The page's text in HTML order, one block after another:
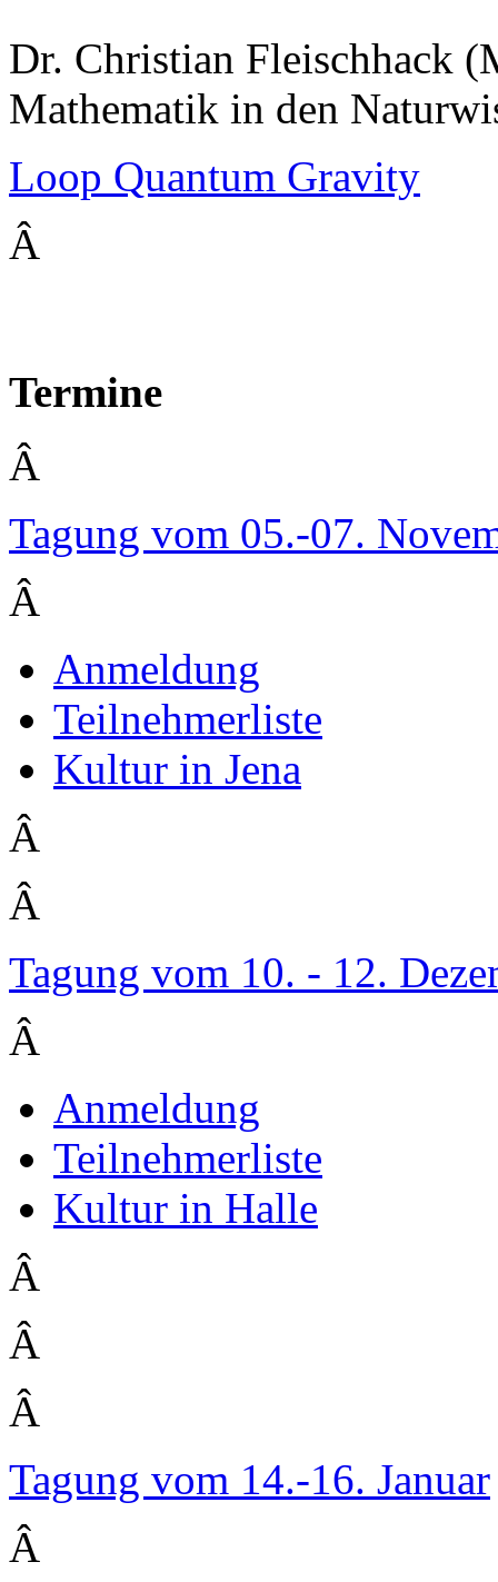
Dr. Christian Fleischhack
Mathematik in den
Loop Quantum Gravity
Â
Termine
Â
Tagung vom 05.-07.
Â
Anmeldung
Teilnehmerliste
Kultur in Jena
Â
Â
Tagung vom 10. - 12.
Â
Anmeldung
Teilnehmerliste
Kultur in Halle
Â
Â
Â
Tagung vom 14.-16. Januar
Â